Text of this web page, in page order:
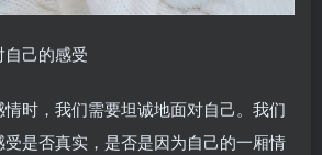
己的感受
时，我们需要坦诚地面对自己。我们
是否真实，是否是因为自己的一厢情